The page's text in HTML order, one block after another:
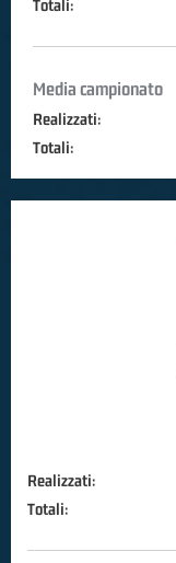
Totali:
Media campionato
Realizzati:
Totali:
Realizzati:
Totali: